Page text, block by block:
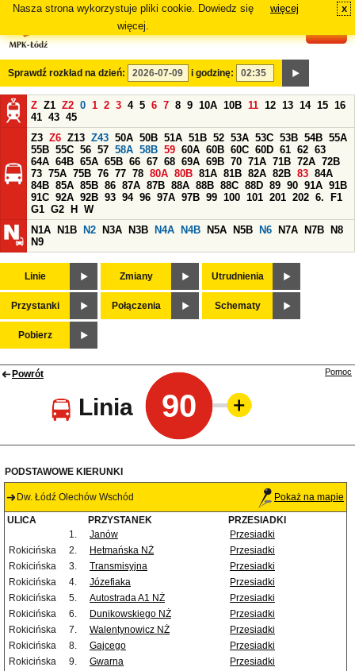
Nasza strona wykorzystuje pliki cookie. Dowiedz się
więcej.
więcej x
Sprawdź rozkład na dzień: i godzinę:
Z Z1 Z2 0 1 2 3 4 5 6 7 8 9 10A 10B 11 12 13 14 15 16
41 43 45
Z3 Z6 Z13 Z43 50A 50B 51A 51B 52 53A 53C 53B 54B 55A
55B 55C 56 57 58A 58B 59 60A 60B 60C 60D 61 62 63
64A 64B 65A 65B 66 67 68 69A 69B 70 71A 71B 72A 72B
73 75A 75B 76 77 78 80A 80B 81A 81B 82A 82B 83 84A
84B 85A 85B 86 87A 87B 88A 88B 88C 88D 89 90 91A 91B
91C 92A 92B 93 94 96 97A 97B 99 100 101 201 202 6.
F1
G1 G2 H
W
N1A
N1B N2 N3A N3B N4A N4B N5A N5B N6 N7A N7B
N8
N9
Linie Zmiany Utrudnienia
Przystanki Połączenia Schematy
Pobierz
Powrót
Linia 90
Pomoc
PODSTAWOWE KIERUNKI
Dw. Łódź Olechów Wschód Pokaż na mapie
ULICA PRZYSTANEK
PRZESIADKI
1.
Janów
Przesiadki
Rokicińska
2. Hetmańska NŻ
Przesiadki
Rokicińska
3. Transmisyjna
Przesiadki
Rokicińska
4. Józefiaka
Przesiadki
Rokicińska
5. Autostrada A1 NŻ
Przesiadki
Rokicińska
6. Dunikowskiego NŻ
Przesiadki
Rokicińska
7. Walentynowicz NŻ
Przesiadki
Rokicińska
8. Gajcego
Przesiadki
Rokicińska
9. Gwarna
Przesiadki